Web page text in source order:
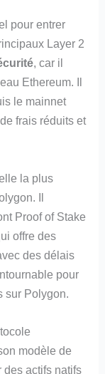
pour entrer
Layer 2
, car il
Ethereum. Il
le mainnet
frais réduits et
la plus
Il
Proof of Stake
offre des
des délais
pour
sur Polygon.
modèle de
des actifs natifs